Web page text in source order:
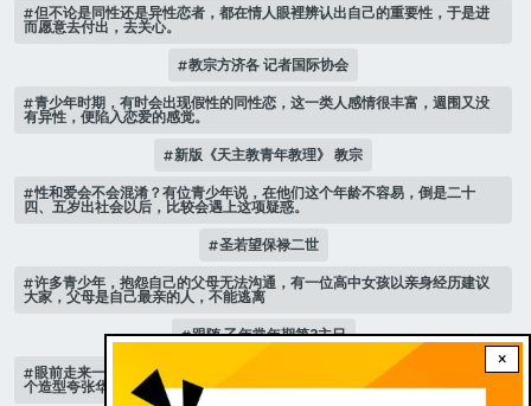
×
但不论是同性还是异性恋者，都在情人眼裡辨认出自己的重要性，于是进
而愿意去付出，去关心。
教宗方济各 记者国际协会
青少年时期，有时会出现假性的同性恋，这一类人感情很丰富，週围又没
有异性，便陷入恋爱的感觉。
新版《天主教青年教理》 教宗
性和爱会不会混淆？有位青少年说，在他们这个年龄不容易，倒是二十
四、五岁出社会以后，比较会遇上这项疑惑。
圣若望保禄二世
许多青少年，抱怨自己的父母无法沟通，有一位高中女孩以亲身经历建议
大家，父母是自己最亲的人，不能逃离
跟随 乙年常年期第3主日
眼前走来一位魔女，可爱的妖媚中带点邪恶，身上穿著宫廷的小丑服，整
个造型夸张华丽，非常特殊。